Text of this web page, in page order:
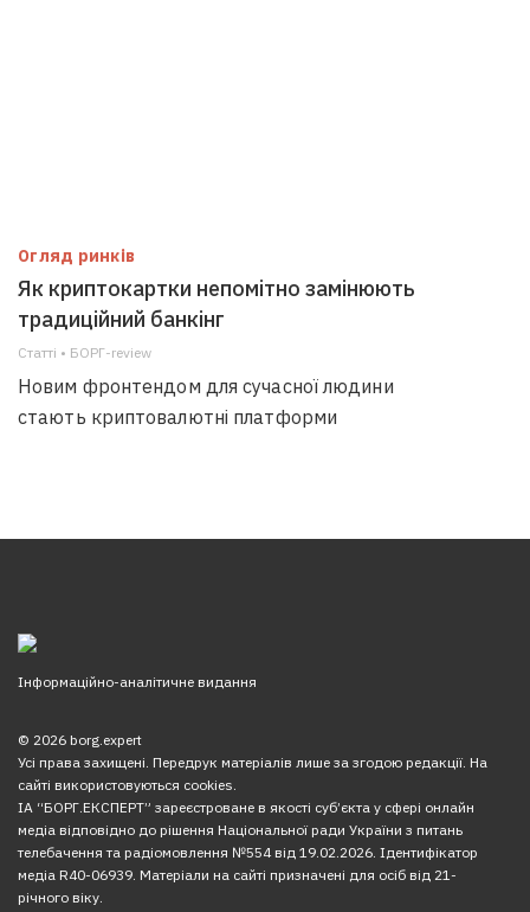
Огляд ринків
Як криптокартки непомітно замінюють
традиційний банкінг
Статті • БОРГ-review
Новим фронтендом для сучасної людини
стають криптовалютні платформи
Інформаційно-аналітичне видання
© 2026 borg.expert
Усі права захищені. Передрук матеріалів лише за згодою редакції. На
сайті використовуються cookies.
ІА “БОРГ.ЕКСПЕРТ” зареєстроване в якості суб’єкта у сфері онлайн
медіа відповідно до рішення Національної ради України з питань
телебачення та радіомовлення №554 від 19.02.2026. Ідентифікатор
медіа R40-06939. Матеріали на сайті призначені для осіб від 21-
річного віку.